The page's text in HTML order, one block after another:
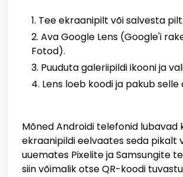
Tee ekraanipilt või salvesta pilt.
Ava Google Lens (Google'i
Fotod).
Puuduta galeriipildi ikooni ja
Lens loeb koodi ja pakub selle
Mõned Androidi telefonid lubavad
ekraanipildi eelvaates seda pikalt
uuemates Pixelite ja Samsungite
siin võimalik otse QR-koodi